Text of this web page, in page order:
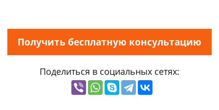
Получить бесплатную консультацию
Поделиться в социальных сетях: